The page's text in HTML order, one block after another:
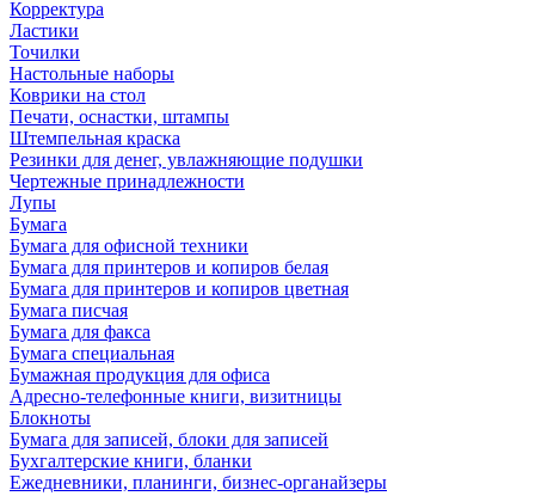
Корректура
Ластики
Точилки
Настольные наборы
Коврики на стол
Печати, оснастки, штампы
Штемпельная краска
Резинки для денег, увлажняющие подушки
Чертежные принадлежности
Лупы
Бумага
Бумага для офисной техники
Бумага для принтеров и копиров белая
Бумага для принтеров и копиров цветная
Бумага писчая
Бумага для факса
Бумага специальная
Бумажная продукция для офиса
Адресно-телефонные книги, визитницы
Блокноты
Бумага для записей, блоки для записей
Бухгалтерские книги, бланки
Ежедневники, планинги, бизнес-органайзеры